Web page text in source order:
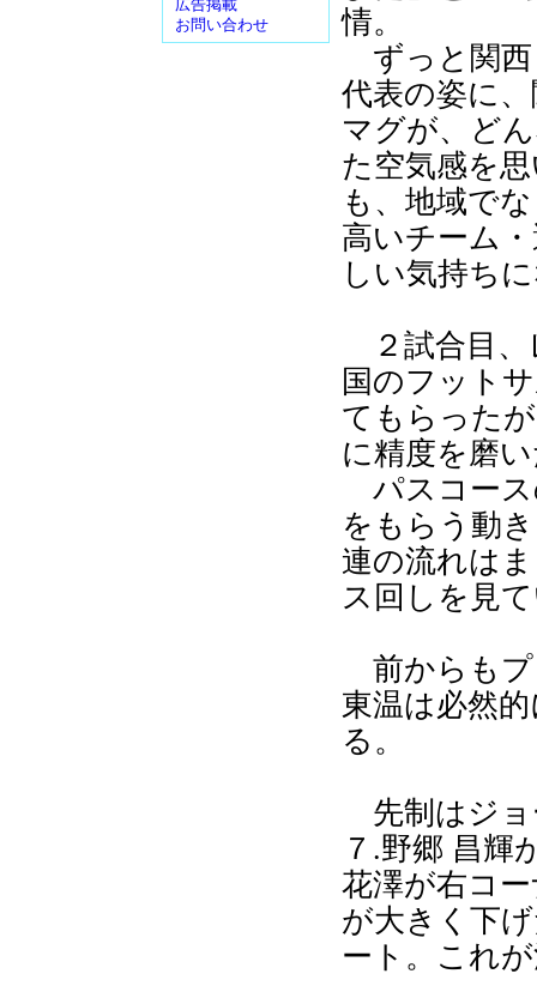
広告掲載
お問い合わせ
情。
ずっと関西
代表の姿に
マグが、ど
た空気感を
も、地域で
高いチーム
しい気持ち
２試合目、
国のフット
てもらった
に精度を磨
パスコース
をもらう動
連の流れは
ス回しを見
前からもプ
東温は必然
る。
先制はジョ
７.野郷 昌輝
花澤が右コ
が大きく下
ート。これ